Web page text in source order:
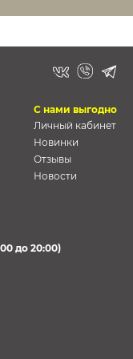
С нами выгодно
Личный кабинет
Новинки
Отзывы
Новости
до 20:00)